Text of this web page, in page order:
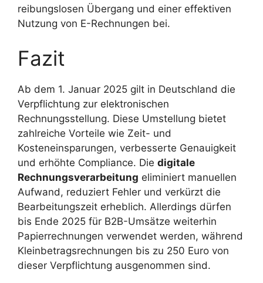
reibungslosen Übergang und einer effektiven
Nutzung von E-Rechnungen bei.
Fazit
Ab dem 1. Januar 2025 gilt in Deutschland die
Verpflichtung zur elektronischen
Rechnungsstellung. Diese Umstellung bietet
zahlreiche Vorteile wie Zeit- und
Kosteneinsparungen, verbesserte Genauigkeit
und erhöhte Compliance. Die digitale
Rechnungsverarbeitung eliminiert manuellen
Aufwand, reduziert Fehler und verkürzt die
Bearbeitungszeit erheblich. Allerdings dürfen
bis Ende 2025 für B2B-Umsätze weiterhin
Papierrechnungen verwendet werden, während
Kleinbetragsrechnungen bis zu 250 Euro von
dieser Verpflichtung ausgenommen sind.